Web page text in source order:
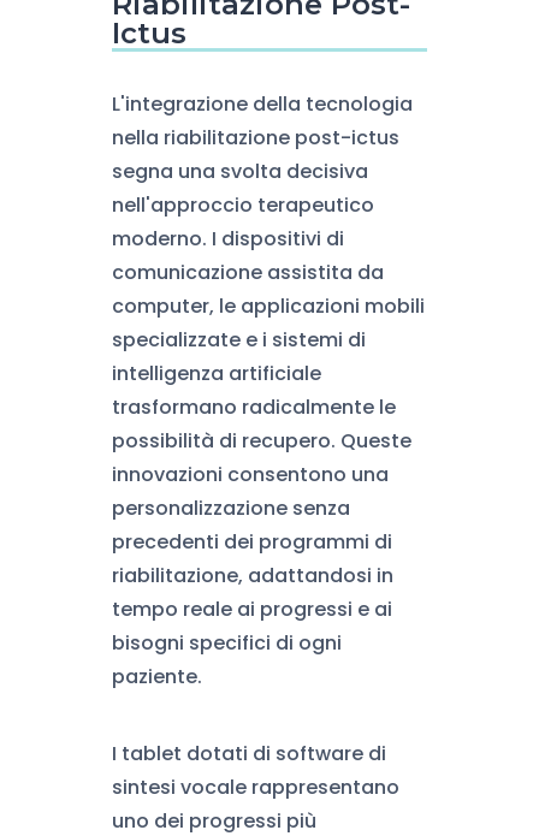
Ictus
L'integrazione della tecnologia
nella riabilitazione post-ictus
segna una svolta decisiva
nell'approccio terapeutico
moderno. I dispositivi di
comunicazione assistita da
computer, le applicazioni mobili
specializzate e i sistemi di
intelligenza artificiale
trasformano radicalmente le
possibilità di recupero. Queste
innovazioni consentono una
personalizzazione senza
precedenti dei programmi di
riabilitazione, adattandosi in
tempo reale ai progressi e ai
bisogni specifici di ogni
paziente.
I tablet dotati di software di
sintesi vocale rappresentano
uno dei progressi più